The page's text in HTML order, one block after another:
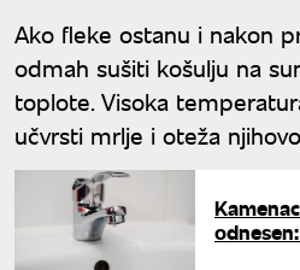
Ako fleke ostanu i nakon
odmah sušiti košulju na
toplote. Visoka
učvrsti mrlje i oteža